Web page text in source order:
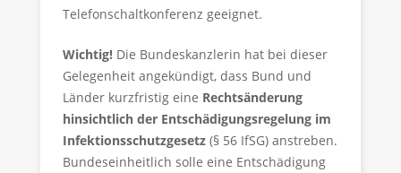
Telefonschaltkonferenz geeignet.
Wichtig!Die Bundeskanzlerin hat bei dieser
Gelegenheit angekündigt, dass Bund und
Länder kurzfristig eine Rechtsänderung
hinsichtlich der Entschädigungsregelung im
Infektionsschutzgesetz(§ 56 IfSG) anstreben.
Bundeseinheitlich solle eine Entschädigung